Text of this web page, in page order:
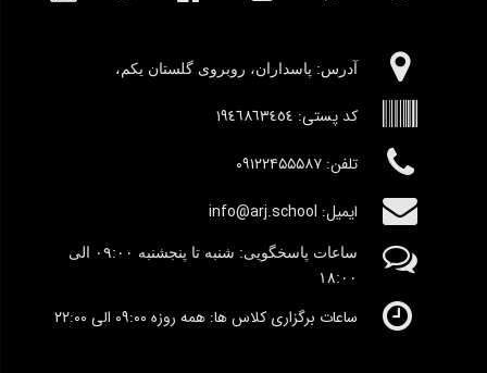
آدرس:‌ پاسداران، روبروی گلستان یکم،
کد پستی: ١٩٤٦٨٦٣٤٥٤
تلفن: ۰۹۱۲۲۴۵۵۵۸۷
ایمیل: info@arj.school
ساعات پاسخگویی: شنبه تا پنجشنبه ٠۹:۰۰ الی
١٨:٠٠
ساعات برگزاری کلاس ها: همه روزه ۰۹:۰۰ الی ۲۲:۰۰